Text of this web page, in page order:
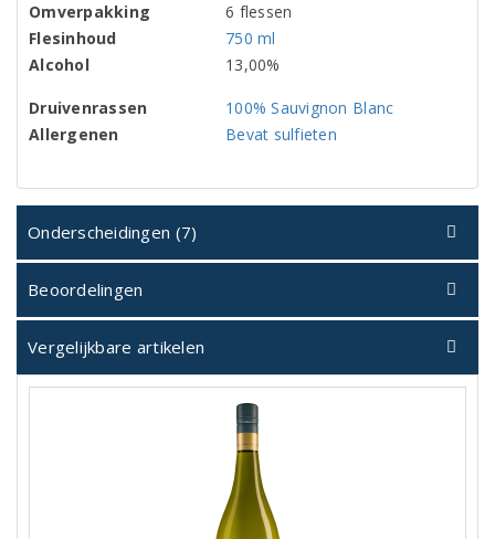
Omverpakking
6 flessen
Flesinhoud
750 ml
Alcohol
13,00%
Druivenrassen
100% Sauvignon Blanc
Allergenen
Bevat sulfieten
Onderscheidingen (7)
Beoordelingen
Vergelijkbare artikelen